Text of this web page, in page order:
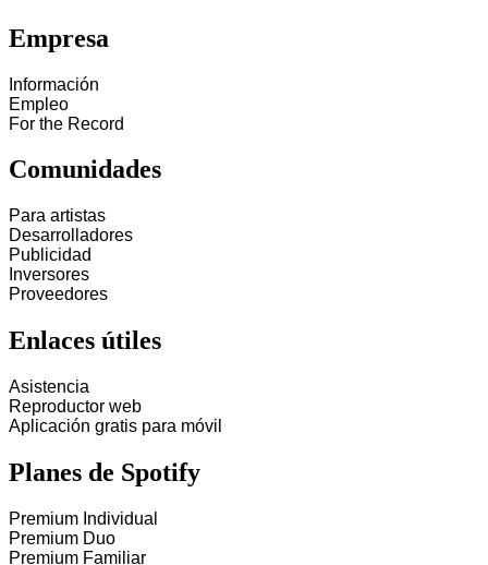
Empresa
Información
Empleo
For the Record
Comunidades
Para artistas
Desarrolladores
Publicidad
Inversores
Proveedores
Enlaces útiles
Asistencia
Reproductor web
Aplicación gratis para móvil
Planes de Spotify
Premium Individual
Premium Duo
Premium Familiar